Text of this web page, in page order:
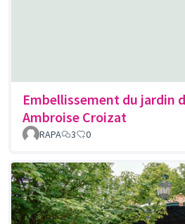
Embellissement du jardin
Ambroise Croizat
RAPA 3 0